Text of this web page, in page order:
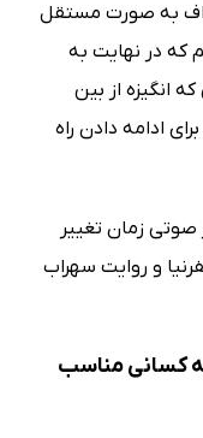
به صورت مستقل
که در نهایت به
انگیزه از بین
ادامه دادن راه
صوتی زمان تغییر
و روایت سهراب
کسانی مناسب